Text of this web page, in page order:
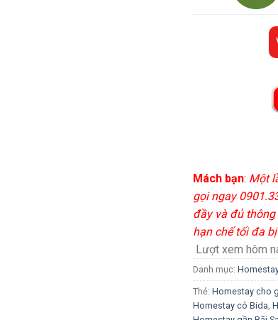
Mách bạn: Một
gọi ngay
đầy và đủ thông
hạn chế tối đa
Lượt xem hôm
Danh mục:
Thẻ: Homestay cho
Homestay có Bida